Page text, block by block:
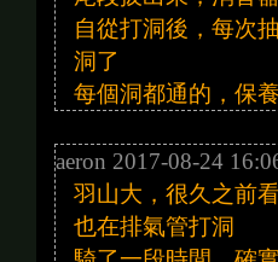
自從打洞後，每次
洞了
每個洞都通的，保
aeron 2017-08-24
羽山大，很久之前
也在排氣管打洞